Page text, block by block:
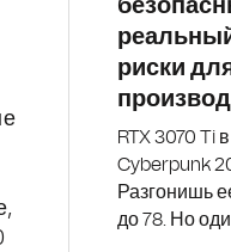
риски
RTX 3070 Ti
Cyberpunk
Разгонишь
до 78. Но